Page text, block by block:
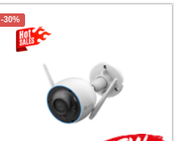
-30%